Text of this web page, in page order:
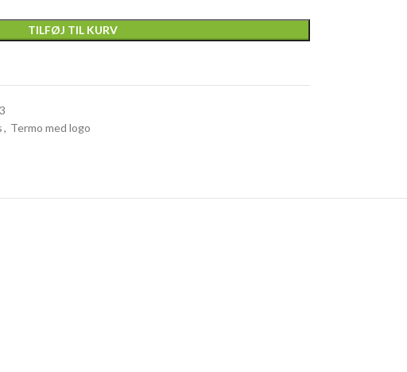
TILFØJ TIL KURV
, Termo med logo